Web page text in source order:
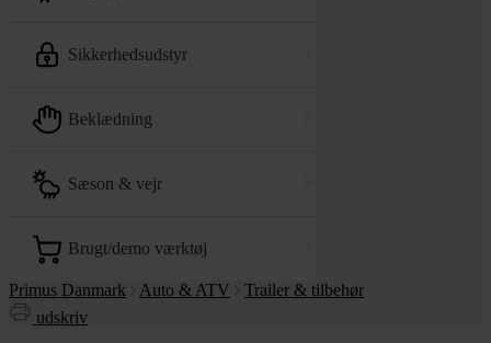
sikkerhedsudstyr
beklædning
sæson & vejr
brugt/demo værktøj
Primus Danmark Auto & ATV
Trailer & tilbehør
udskriv